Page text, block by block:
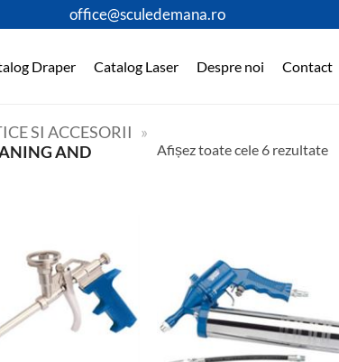
office@sculedemana.ro
Draper Catalog Laser Despre noi Contact
SI ACCESORII »
AND
Afișez toate cele 6 rezultate